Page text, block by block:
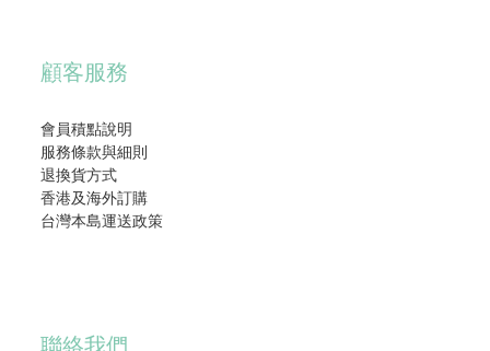
顧客服務
會員積點說明
服務條款與細則
退換貨方式
香港及海外訂購
台灣本島運送政策